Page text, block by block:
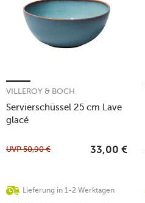
Servierschüssel 25 cm Lave
glacé
VILLEROY & BOCH
Lieferung in 1-2 Werktagen
UVP50,90 € 33,00 €